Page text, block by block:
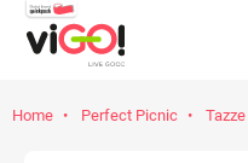
Home Perfect Picnic Tazze